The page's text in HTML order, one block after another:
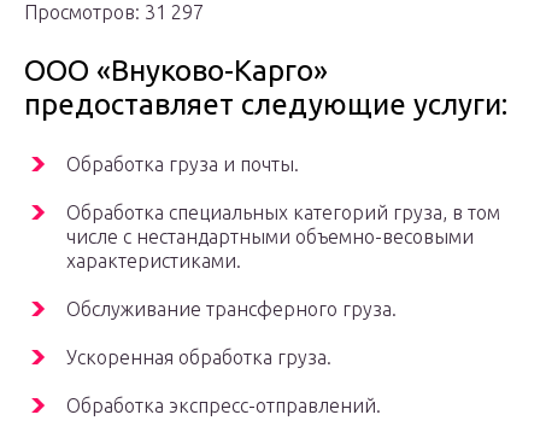
Просмотров: 31 297
ООО «Внуково-Карго»
предоставляет следующие услуги:
Обработка груза и почты.
Обработка специальных категорий груза, в том
числе с нестандартными объемно-весовыми
характеристиками.
Обслуживание трансферного груза.
Ускоренная обработка груза.
Обработка экспресс-отправлений.